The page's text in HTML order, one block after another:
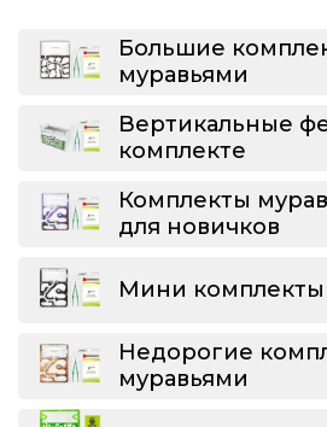
Большие
муравьями
Вертикальные
комплекте
Комплекты
для новичков
Мини комплекты
Недорогие
муравьями